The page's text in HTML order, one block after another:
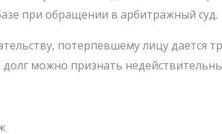
при обращении в арбитражный суд.
потерпевшему лицу дается
можно признать